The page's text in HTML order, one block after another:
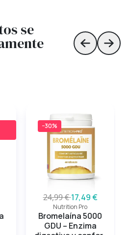
se
Skip toSkip
−30%
24,99 €17,49 €
Nutrition Pro
Bromelaína 5000
GDU – Enzima